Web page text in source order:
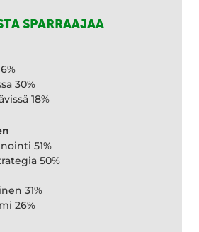
SPARRAAJAA
30%
18%
51%
50%
31%
26%